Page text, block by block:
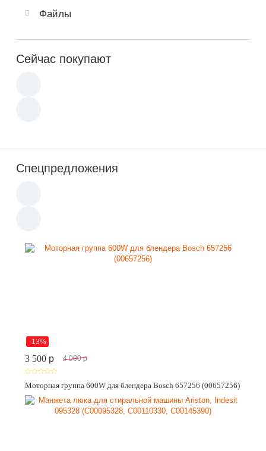
Файлы
Сейчас покупают
Спецпредложения
-13%
3 500 p 4 000 p
Моторная группа 600W для блендера Bosch 657256 (00657256)